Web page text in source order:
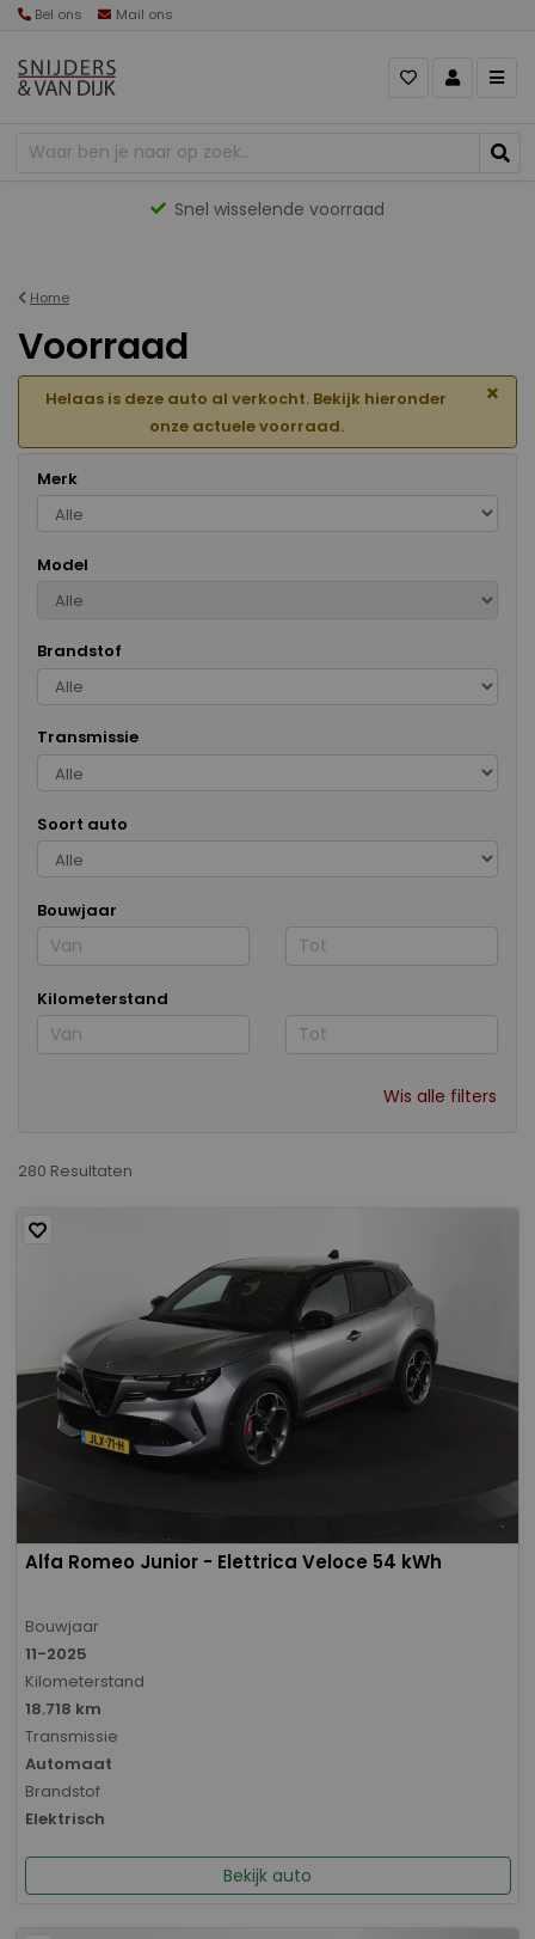
Bel ons Mail ons
Gevarieerd aanbod
Home
Voorraad
Helaas is deze auto al verkocht. Bekijk hieronder
onze actuele voorraad.
×
Merk
Model
Brandstof
Transmissie
Soort auto
Bouwjaar
Kilometerstand
Wis alle filters
280 Resultaten
Alfa Romeo Junior - Elettrica Veloce 54 kWh
Bouwjaar
11-2025
Kilometerstand
18.718 km
Transmissie
Automaat
Brandstof
Elektrisch
Bekijk auto